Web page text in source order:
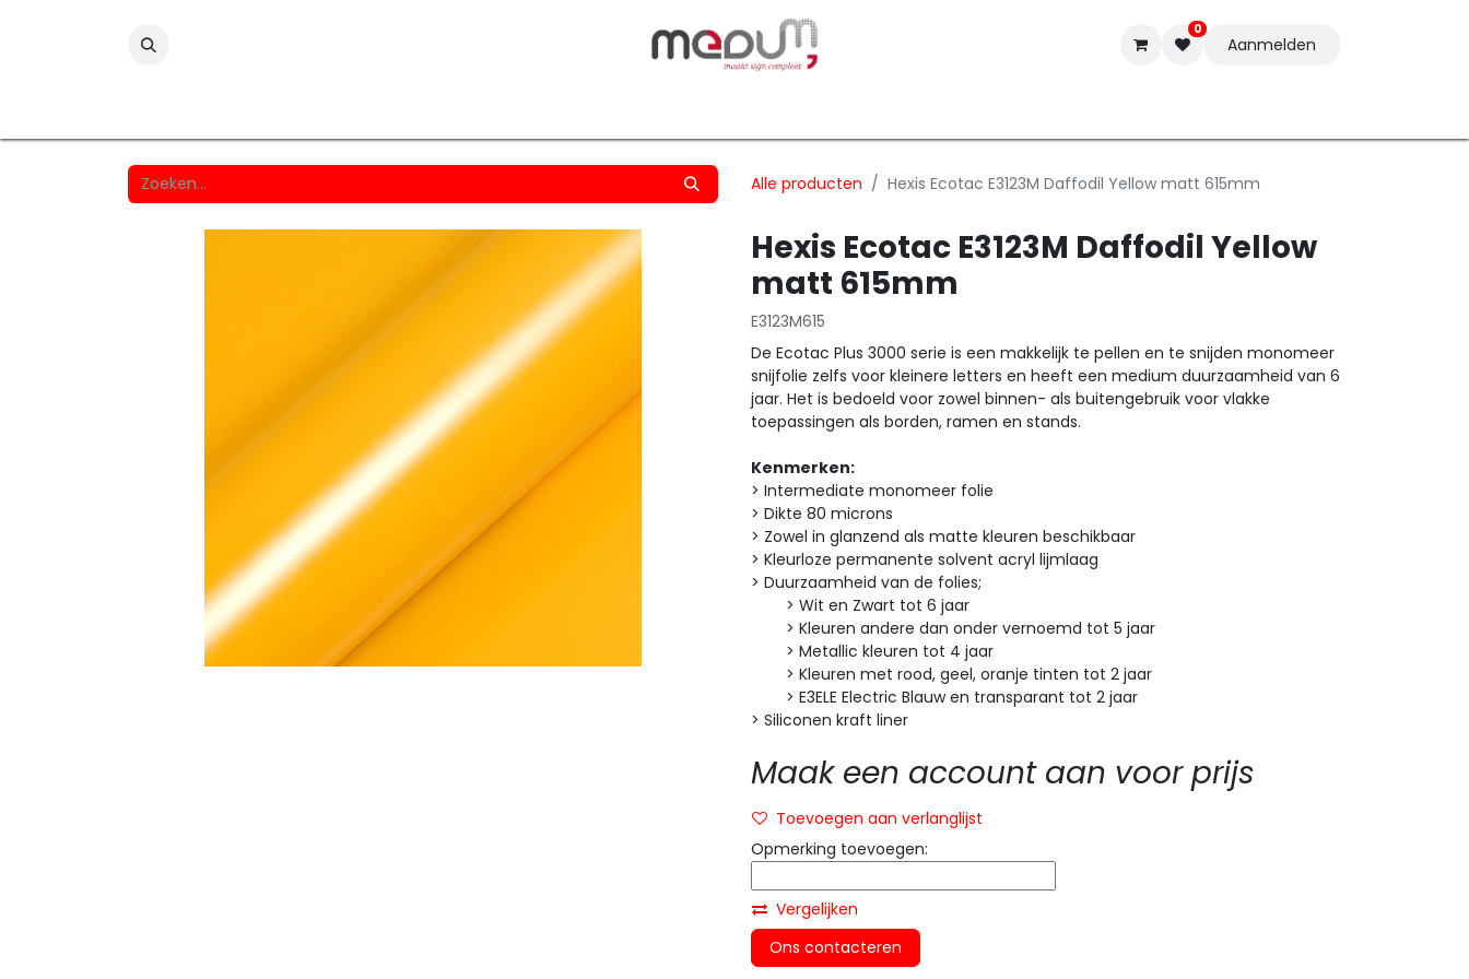
0
Aanmelden
Alle producten Hexis Ecotac E3123M Daffodil Yellow matt 615mm
Hexis Ecotac E3123M Daffodil Yellow
matt 615mm
E3123M615
De Ecotac Plus 3000 serie is een makkelijk te pellen en te snijden monomeer
snijfolie zelfs voor kleinere letters en heeft een medium duurzaamheid van 6
jaar. Het is bedoeld voor zowel binnen- als buitengebruik voor vlakke
toepassingen als borden, ramen en stands.
Kenmerken:
> Intermediate monomeer folie
> Dikte 80 microns
> Zowel in glanzend als matte kleuren beschikbaar
> Kleurloze permanente solvent acryl lijmlaag
> Duurzaamheid van de folies;
> Wit en Zwart tot 6 jaar
> Kleuren andere dan onder vernoemd tot 5 jaar
> Metallic kleuren tot 4 jaar
> Kleuren met rood, geel, oranje tinten tot 2 jaar
> E3ELE Electric Blauw en transparant tot 2 jaar
> Siliconen kraft liner
Maak een account aan voor prijs
Toevoegen aan verlanglijst
Opmerking toevoegen:
Vergelijken
Ons contacteren